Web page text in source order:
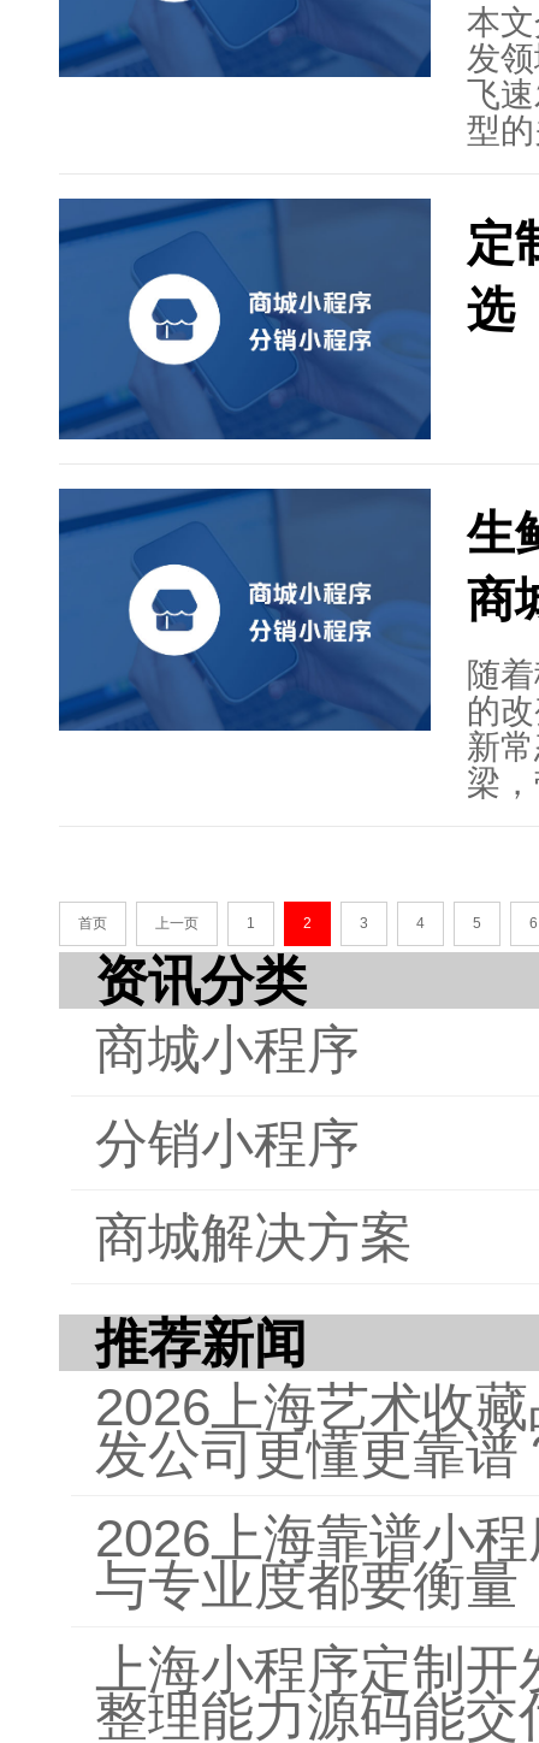
情
务
商
本
发
飞
型
重
关
累
续
为
定
选
生
商
随
的
新
梁
商
流
过
销
首页 上一页 1 2 3 4 5 6
资讯分类
商城小程序
分销小程序
商城解决方案
推荐新闻
2026上海艺术收
发公司更懂更靠谱
2026上海靠谱小
与专业度都要衡量
上海小程序定制
整理能力源码能交